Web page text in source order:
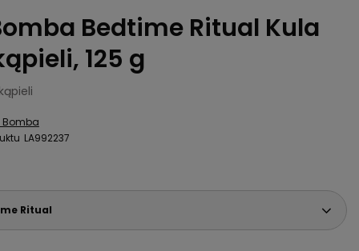
Bedtime Ritual Kula
125 g
Bomba
LA992237
Ritual